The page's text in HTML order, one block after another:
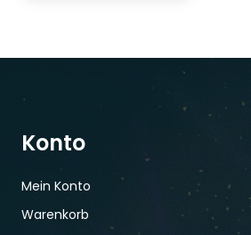
Konto
Mein Konto
Warenkorb